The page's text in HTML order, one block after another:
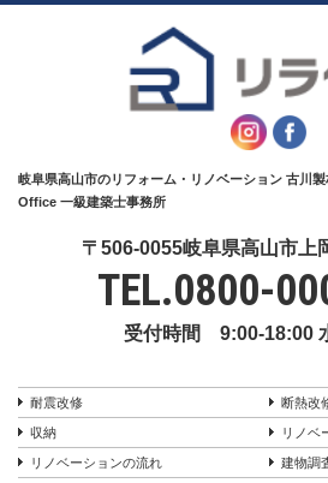
岐阜県高山市のリフォーム・リノベーション 古川
Office 一級建築士事務所
〒506-0055岐阜県高山市上
TEL.0800-
受付時間 9:00-18:00
耐震改修 断熱改
収納 リノベ
リノベーションの流れ 建物調